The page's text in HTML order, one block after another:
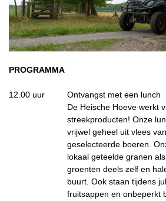
PROGRAMMA
12.00 uur
Ontvangst met een lunch
De Heische Hoeve werkt
streekproducten! Onze
vrijwel geheel uit vlees
geselecteerde boeren.
lokaal geteelde granen
groenten deels zelf en
buurt. Ook staan tijdens
fruitsappen en onbeperkt